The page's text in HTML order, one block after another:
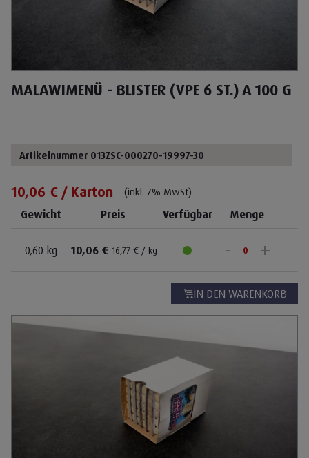
MALAWIMENÜ - BLISTER (VPE 6 ST.) A 100 G
Artikelnummer 013ZSC-000270-19997-30
10,06 € / Karton (inkl. 7% MwSt)
Gewicht Preis Verfügbar Menge
0,60 kg 10,06 € 16,77 € / kg - +
IN DEN WARENKORB